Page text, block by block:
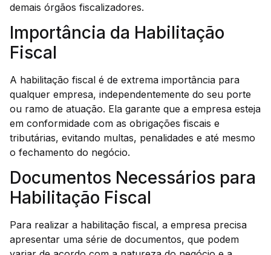
demais órgãos fiscalizadores.
Importância da Habilitação
Fiscal
A habilitação fiscal é de extrema importância para
qualquer empresa, independentemente do seu porte
ou ramo de atuação. Ela garante que a empresa esteja
em conformidade com as obrigações fiscais e
tributárias, evitando multas, penalidades e até mesmo
o fechamento do negócio.
Documentos Necessários para
Habilitação Fiscal
Para realizar a habilitação fiscal, a empresa precisa
apresentar uma série de documentos, que podem